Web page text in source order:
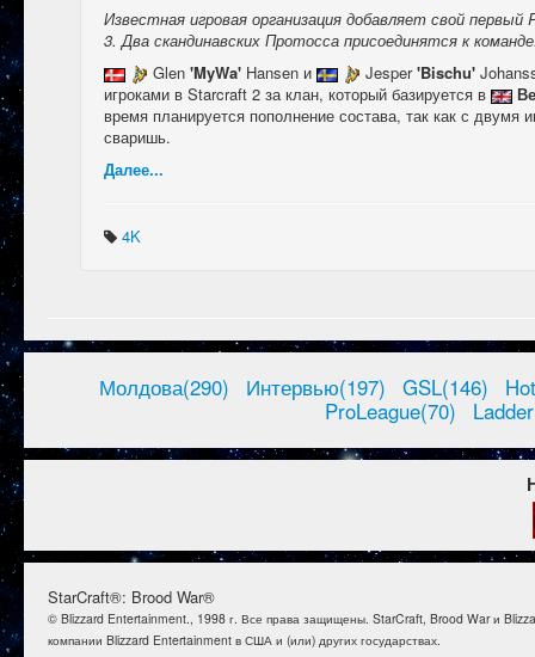
Известная игровая организация добавляет свой первый
3. Два скандинавских Протосса присоединятся к
Glen 'MyWa' Hansen и Jesper'Bischu'
игроками в Starcraft 2 за клан, который базируется в
время планируется пополнение состава, так как с двумя
сваришь.
Далее...
4K
Молдова(290) Интервью(197) GSL(146)
ProLeague(70)
StarCraft®: Brood War®
© Blizzard Entertainment., 1998 г. Все права защищены. StarCraft, Brood War и
компании Blizzard Entertainment в США и (или) других государствах.